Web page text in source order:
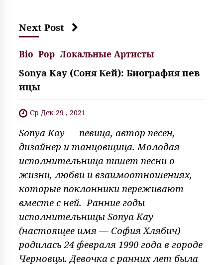
Next Post
Bio Pop Локальные Артисты
Sonya Kay (Соня Кей): Биография пев
ицы
Ср Дек 29 , 2021
Sonya Kay — певица, автор песен,
дизайнер и танцовщица. Молодая
исполнительница пишет песни о
жизни, любви и взаимоотношениях,
которые поклонники переживают
вместе с ней. Ранние годы
исполнительницы Sonya Kay
(настоящее имя — София Хлябич)
родилась 24 февраля 1990 года в городе
Черновцы. Девочка с ранних лет была